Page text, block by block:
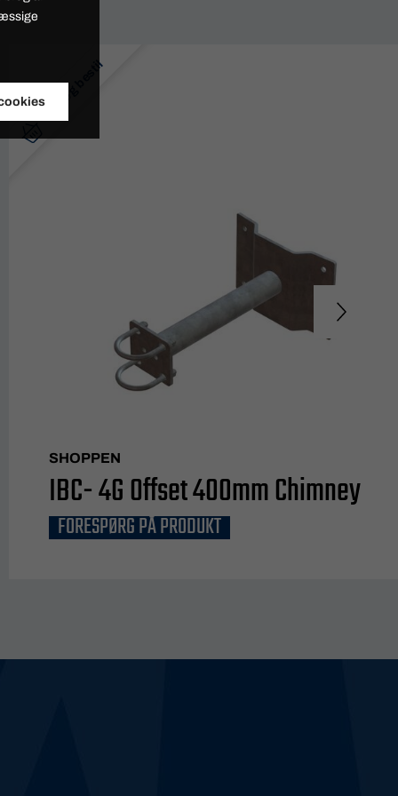
Køb og bestil
SHOPPEN
IBC- 4G Offset 400mm Chimney
FORESPØRG PÅ PRODUKT